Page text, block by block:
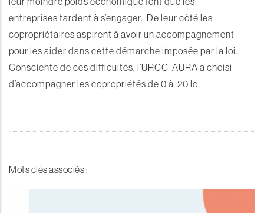
entreprises tardent à s’engager. De leur côté les
copropriétaires aspirent à avoir un accompagnement
pour les aider dans cette démarche imposée par la loi.
Consciente de ces difficultés, l’URCC-AURA a choisi
d’accompagner les copropriétés de 0 à 20 lo
Mots clés associés :